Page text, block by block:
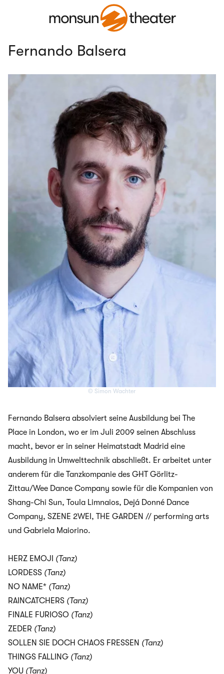
Fernando Balsera
© Simon Wachter
Fernando Balsera absolviert seine Ausbildung bei The
Place in London, wo er im Juli 2009 seinen Abschluss
macht, bevor er in seiner Heimatstadt Madrid eine
Ausbildung in Umwelttechnik abschließt. Er arbeitet unter
anderem für die Tanzkompanie des GHT Görlitz-
Zittau/Wee Dance Company sowie für die Kompanien von
Shang-Chi Sun, Toula Limnaios, Dejá Donné Dance
Company, SZENE 2WEI, THE GARDEN // performing arts
und Gabriela Maiorino.
HERZ EMOJI (Tanz)
LORDESS (Tanz)
NO NAME* (Tanz)
RAINCATCHERS (Tanz)
FINALE FURIOSO (Tanz)
ZEDER (Tanz)
SOLLEN SIE DOCH CHAOS FRESSEN (Tanz)
THINGS FALLING (Tanz)
YOU (Tanz)